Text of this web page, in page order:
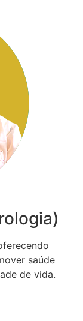
saúde
de vida.